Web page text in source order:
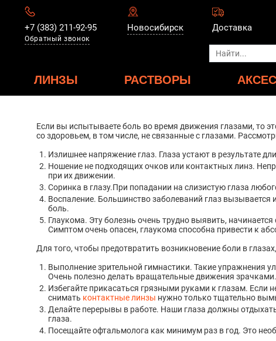
+7 (383) 211-92-95
Обратный звонок
Новосибирск Доставка
ЛИНЗЫ РАСТВОРЫ
Если вы испытываете боль во время движения глазами, то
со здоровьем, в том числе, не связанные с глазами.
Излишнее напряжение глаз. Глаза устают в результате
Ношение не подходящих очков или контактных линз.
при их движении.
Соринка в глазу.При попадании на слизистую глаза
Воспаление. Большинство заболеваний глаз вызывается
боль.
Глаукома. Эту болезнь очень трудно выявить,
Симптом очень опасен, глаукома способна привести к
Для того, чтобы предотвратить возникновение боли в
Выполнение зрительной гимнастики. Такие упражнения
Очень полезно делать вращательные движения зрачками.
Избегайте прикасаться грязными руками к глазам. Если
снимать контактные линзы нужно только тщательно
Делайте перерывы в работе. Наши глаза должны
глаза.
Посещайте офтальмолога как минимум раз в год. Это